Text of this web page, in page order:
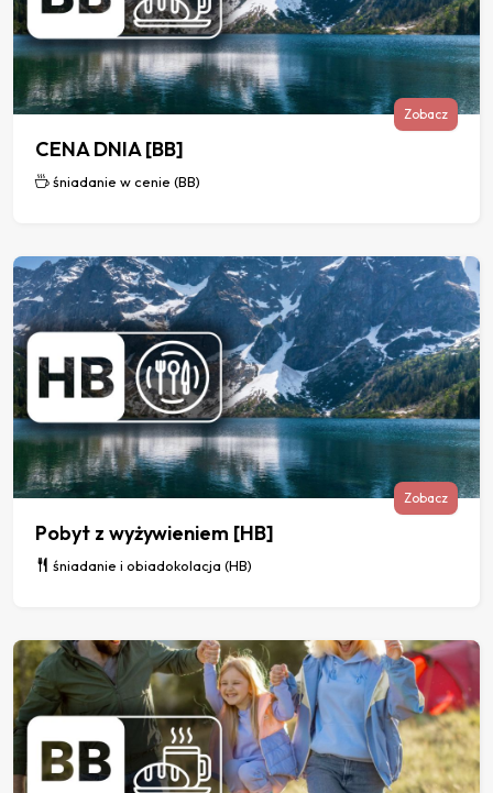
CENA DNIA [BB]
śniadanie w cenie (BB)
Zobacz
Pobyt z wyżywieniem [HB]
śniadanie i obiadokolacja (HB)
Zobacz